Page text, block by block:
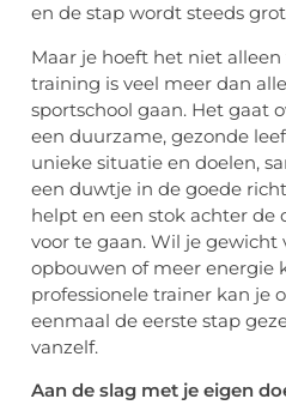
en de stap wordt steeds
Maar je hoeft het niet alleen
training is veel meer dan
sportschool gaan. Het gaat
een duurzame, gezonde
unieke situatie en doelen,
een duwtje in de goede
helpt en een stok achter de
voor te gaan. Wil je gewicht
opbouwen of meer energie
professionele trainer kan je
eenmaal de eerste stap
vanzelf.
Aan de slag met je eigen